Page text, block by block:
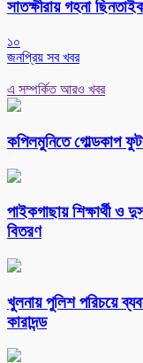
সাতক্ষীরায় গহনা
১০
জনপ্রিয় সব খবর
এ সম্পর্কিত আরও খবর
কপিলমুনিতে গোল্ডকাপ
পাইকগাছায় শিক্ষার্থী
বিতরণ
খুলনায় পুলিশ পরিচয়ে
কারাদন্ড